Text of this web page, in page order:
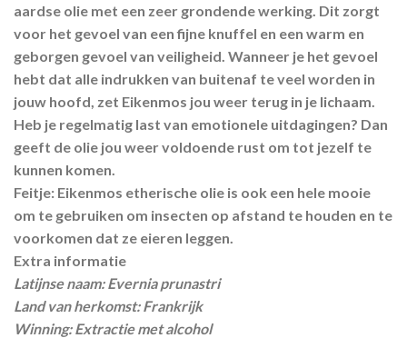
aardse olie met een zeer grondende werking. Dit zorgt
voor het gevoel van een fijne knuffel en een warm en
geborgen gevoel van veiligheid. Wanneer je het gevoel
hebt dat alle indrukken van buitenaf te veel worden in
jouw hoofd, zet Eikenmos jou weer terug in je lichaam.
Heb je regelmatig last van emotionele uitdagingen? Dan
geeft de olie jou weer voldoende rust om tot jezelf te
kunnen komen.
Feitje: Eikenmos etherische olie is ook een hele mooie
om te gebruiken om insecten op afstand te houden en te
voorkomen dat ze eieren leggen.
Extra informatie
Latijnse naam: Evernia prunastri
Land van herkomst: Frankrijk
Winning: Extractie met alcohol